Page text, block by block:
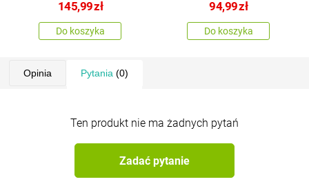
145,99zł
Do koszyka
94,99zł
Do koszyka
Opinia Pytania (0)
Ten produkt nie ma żadnych pytań
Zadać pytanie